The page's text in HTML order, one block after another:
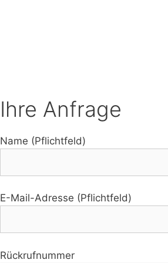
Ihre Anfrage
Name (Pflichtfeld)
E-Mail-Adresse (Pflichtfeld)
Rückrufnummer